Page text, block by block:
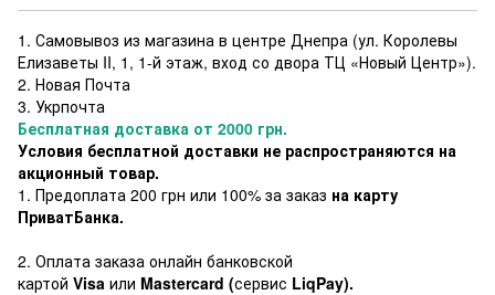
1. Самовывоз из магазина в центре Днепра (ул. Королевы
Елизаветы II, 1, 1-й этаж, вход со двора ТЦ «Новый Центр»).
2. Новая Почта
3. Укрпочта
Бесплатная доставка от 2000 грн.
Условия бесплатной доставки не распространяются на
акционный товар.
1. Предоплата 200 грн или 100% за заказ на карту
ПриватБанка.
2. Оплата заказа онлайн банковской
картой Visa или Mastercard (сервис LiqPay).